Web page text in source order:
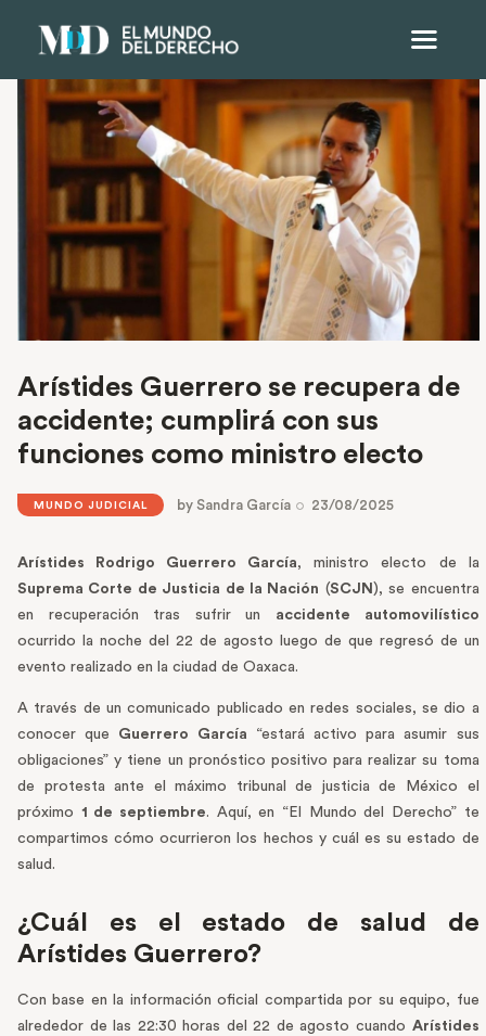
Arístides Guerrero se recupera de
accidente; cumplirá con sus
funciones como ministro electo
MUNDO JUDICIAL bySandra García 23/08/2025
Arístides Rodrigo Guerrero García, ministro electo de la
Suprema Corte de Justicia de la Nación (SCJN ), se encuentra
en recuperación tras sufrir un accidente automovilístico
ocurrido la noche del 22 de agosto luego de que regresó de un
evento realizado en la ciudad de Oaxaca.
A través de un comunicado publicado en redes sociales, se dio a
conocer que Guerrero García “estará activo para asumir sus
obligaciones” y tiene un pronóstico positivo para realizar su toma
de protesta ante el máximo tribunal de justicia de México el
próximo 1 de septiembre. Aquí, en “El Mundo del Derecho” te
compartimos cómo ocurrieron los hechos y cuál es su estado de
salud.
¿Cuál es el estado de salud de
Arístides Guerrero?
Con base en la información oficial compartida por su equipo, fue
alrededor de las 22:30 horas del 22 de agosto cuando Arístides